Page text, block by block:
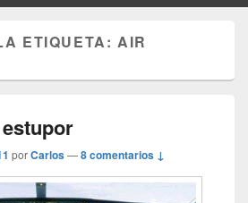
ETIQUETA:AIR
porCarlos—8 comentarios ↓